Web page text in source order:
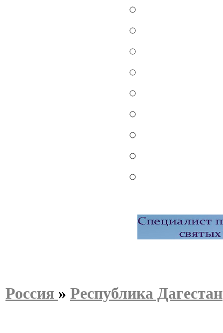
Россия » Республика Дагестан